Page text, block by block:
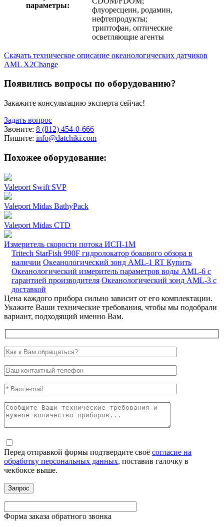
параметры:
флуоресцеин, родамин,
нефтепродукты;
триптофан, оптические
осветляющие агенты
Скачать техническое описание океанологических датчиков
AML X2Change
Появились вопросы по оборудованию?
Закажите консультацию эксперта сейчас!
Задать вопрос
Звоните: 8 (812) 454-0-666
Пишите: info@datchiki.com
Похожее оборудование:
Valeport Swift SVP
Valeport Midas BathyPack
Valeport Midas CTD
Измеритель скорости потока ИСП-1М
Tritech StarFish 990F гидролокатор бокового обзора в
наличии Океанологический зонд AML-1 RT Купить
Океанологический измеритель параметров воды AML-6 с
гарантией производителя Океанологический зонд AML-3 с
доставкой
Цена каждого прибора сильно зависит от его комплектации.
Укажите Ваши технические требования, чтобы мы подобрали
вариант, подходящий именно Вам.
Перед отправкой формы подтвердите своё согласие на
обработку персональных данных, поставив галочку в
чекбоксе выше.
Форма заказа обратного звонка